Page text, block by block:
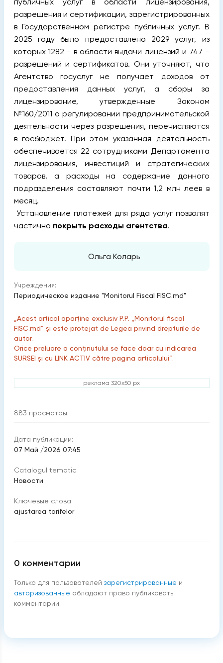
разрешения и сертификации, зарегистрированных
в Государственном регистре публичных услуг. В
2025 году было предоставлено 2029 услуг, из
которых 1282 - в области выдачи лицензий и 747 -
разрешений и сертификатов. Они уточняют, что
Агентство госуслуг не получает доходов от
предоставления данных услуг, а сборы за
лицензирование, утвержденные Законом
№160/2011 о регулировании предпринимательской
деятельности через разрешения, перечисляются
в госбюджет. При этом указанная деятельность
обеспечивается 22 сотрудниками Департамента
лицензирования, инвестиций и стратегических
товаров, а расходы на содержание данного
подразделения составляют почти 1,2 млн леев в
месяц.
Установление платежей для ряда услуг позволят
частично покрыть расходы агентства.
Ольга Коларь
Учреждения:
Периодическое издание "Monitorul Fiscal FISC.md"
„Acest articol aparține exclusiv P.P. „Monitorul fiscal
FISC.md” și este protejat de Legea privind drepturile de
autor.
Orice preluare a conținutului se face doar cu indicarea
SURSEI și cu LINK ACTIV către pagina articolului”.
реклама 320x50 px
883 просмотры
Дата публикации:
07 Май /2026 07:45
Catalogul tematic
Новости
Ключевые слова
ajustarea tarifelor
0 комментарии
Только для пользователей зарегистрированные и
авторизованные обладают право публиковать
комментарии